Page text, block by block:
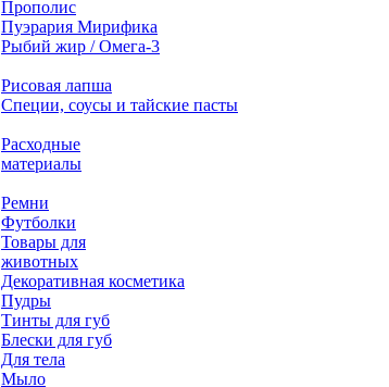
Прополис
Пуэрария Мирифика
Рыбий жир / Омега-3
Рисовая лапша
Специи, соусы и тайские пасты
Расходные
материалы
Ремни
Футболки
Товары для
животных
Декоративная косметика
Пудры
Тинты для губ
Блески для губ
Для тела
Мыло